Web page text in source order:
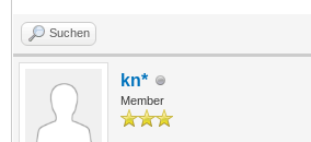
Suchen
kn*
Member